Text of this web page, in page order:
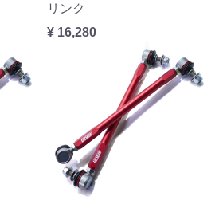
リンク
¥ 16,280